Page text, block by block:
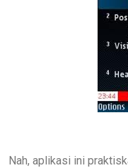
Nah, aplikasi ini